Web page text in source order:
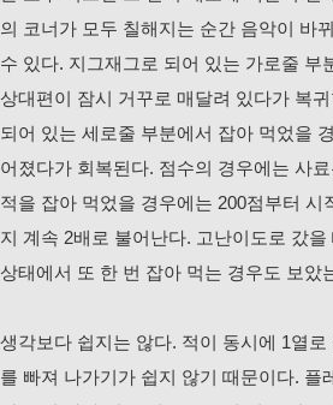
의 코너가 모두 칠해지는 순간 음악이 바
수 있다. 지그재그로 되어 있는 가로줄 부
상대편이 잠시 거꾸로 매달려 있다가 복
되어 있는 세로줄 부분에서 잡아 먹었을
어졌다가 회복된다. 점수의 경우에는 사
적을 잡아 먹었을 경우에는 200점부터 시
지 계속 2배로 불어난다. 고난이도로 갔
상태에서 또 한 번 잡아 먹는 경우도 보았
생각보다 쉽지는 않다. 적이 동시에 1열
를 빠져 나가기가 쉽지 않기 때문이다. 플